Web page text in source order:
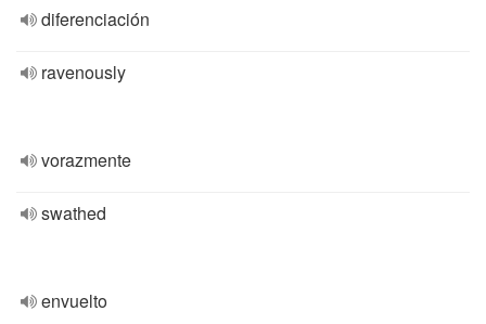
diferenciación
ravenously
vorazmente
swathed
envuelto